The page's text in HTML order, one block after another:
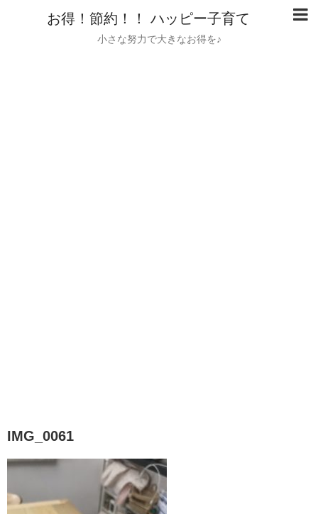
お得！節約！！ ハッピー子育て
小さな努力で大きなお得を♪
IMG_0061